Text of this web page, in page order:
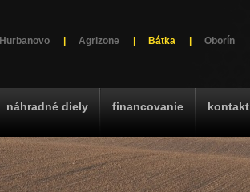
Hurbanovo Agrizone Bátka Oborín
náhradné diely financovanie kontakt